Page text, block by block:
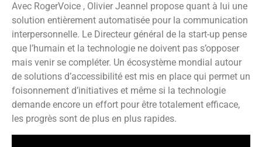
Avec RogerVoice , Olivier Jeannel propose quant à lui une
solution entièrement automatisée pour la communication
interpersonnelle. Le Directeur général de la start-up pense
que l’humain et la technologie ne doivent pas s’opposer
mais venir se compléter. Un écosystème mondial autour
de solutions d’accessibilité est mis en place qui permet un
foisonnement d’initiatives et même si la technologie
demande encore un effort pour être totalement efficace,
les progrès sont de plus en plus rapides.